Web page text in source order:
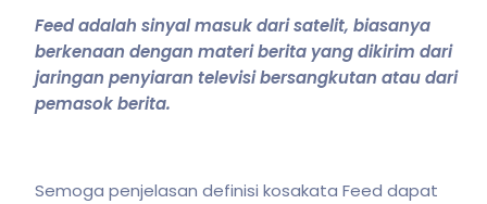
Feed adalah sinyal masuk dari satelit, biasanya
berkenaan dengan materi berita yang dikirim dari
jaringan penyiaran televisi bersangkutan atau dari
pemasok berita.
Semoga penjelasan definisi kosakata Feed dapat